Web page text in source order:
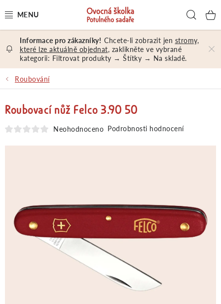
na
OVOCNÉ STROMY A KEŘE
NÁŘADÍ A MATERIÁL
EXKURZE
Jak nakupovat Prodejna
Hodnocení obchodu
Kontakt
Obchodní podmínky
Osobní údaje
Moje objednávka
Chcete-li zobrazit jen stromy,
které lze aktuálně objednat, zaklikněte ve vybrané
kategorii: Filtrovat produkty → Štítky → Na skladě.
Roubování
Roubovací nůž Felco 3.90 50
Neohodnoceno Podrobnosti hodnocení